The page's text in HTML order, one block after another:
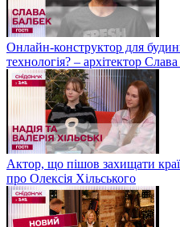
Онлайн-конструктор для
технологія? – архітектор
Актор, що пішов захищати
про Олексія Хільського